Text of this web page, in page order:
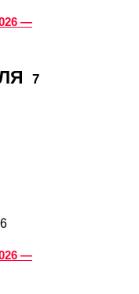
—
7
—